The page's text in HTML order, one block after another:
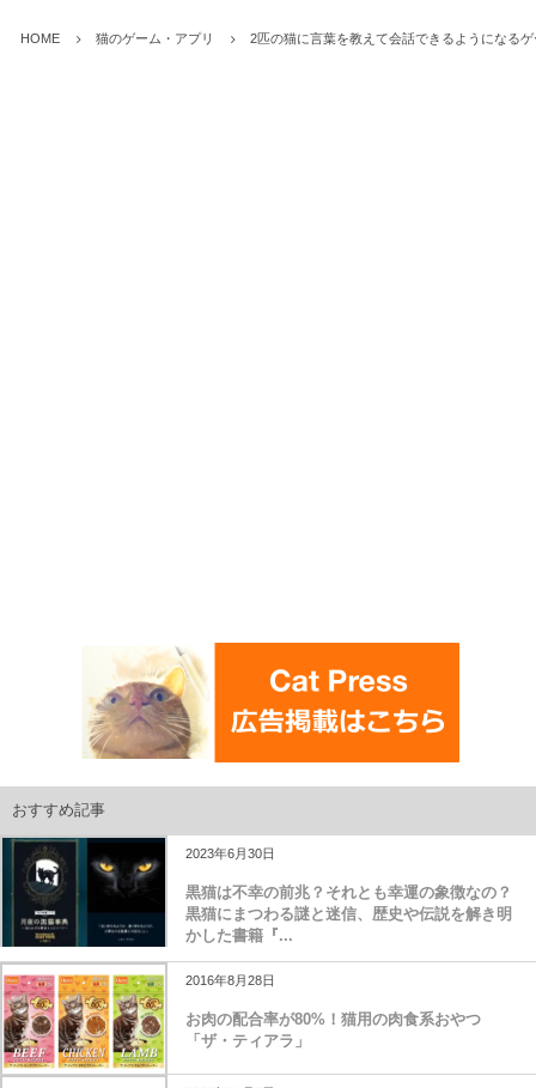
HOME 猫のゲーム・アプリ 2匹の猫に言葉を教えて会話できるようになる
おすすめ記事
2023年6月30日
黒猫は不幸の前兆？それとも幸運の象徴なの？
黒猫にまつわる謎と迷信、歴史や伝説を解き明
かした書籍『...
2016年8月28日
お肉の配合率が80%！猫用の肉食系おやつ
「ザ・ティアラ」